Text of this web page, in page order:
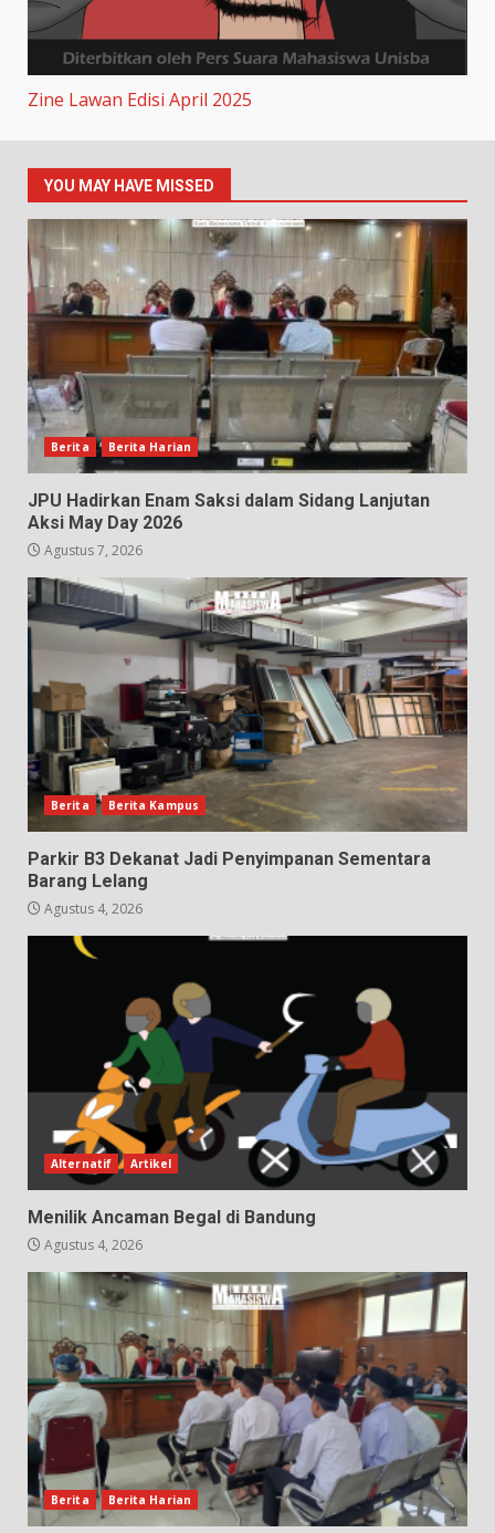
Zine Lawan Edisi April 2025
YOU MAY HAVE MISSED
Berita Berita Harian
JPU Hadirkan Enam Saksi dalam Sidang Lanjutan
Aksi May Day 2026
Agustus 7, 2026
Berita Berita Kampus
Parkir B3 Dekanat Jadi Penyimpanan Sementara
Barang Lelang
Agustus 4, 2026
Alternatif Artikel
Menilik Ancaman Begal di Bandung
Agustus 4, 2026
Berita Berita Harian